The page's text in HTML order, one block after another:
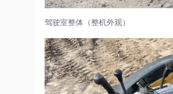
驾驶室整体（整机外观）